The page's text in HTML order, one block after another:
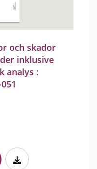
och skador
inklusive
analys :